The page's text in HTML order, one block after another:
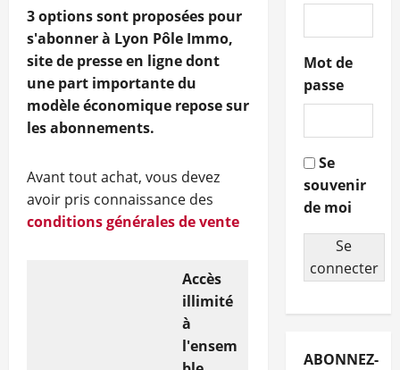
3 options sont proposées pour
s'abonner à Lyon Pôle Immo,
site de presse en ligne dont
une part importante du
modèle économique repose sur
les abonnements.
Avant tout achat, vous devez
avoir pris connaissance des
conditions générales de vente
Accès
illimité
à
l'ensem
Mot de
passe
Se
souvenir
de moi
Se
connecter
ABONNEZ-